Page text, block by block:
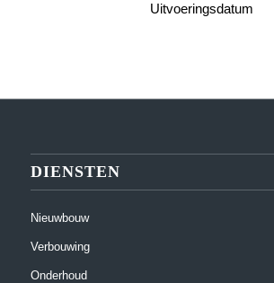
Uitvoeringsdatum
DIENSTEN
Nieuwbouw
Verbouwing
Onderhoud